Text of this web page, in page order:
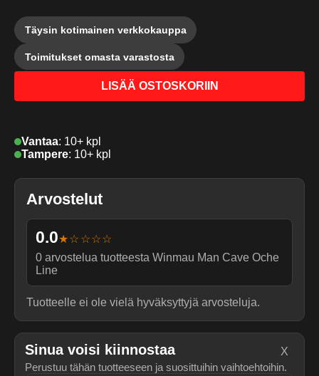
Arvostelut
0.0★☆☆☆☆
0 arvostelua tuotteesta Winmau Man Cave Oche
Line
Tuotteelle ei ole vielä hyväksyttyjä arvosteluja.
Täysin kotimainen verkkokauppa
Toimitukset omasta varastosta
LISÄÄ OSTOSKORIIN
Vantaa: 10+ kpl
Tampere: 10+ kpl
Sinua voisi kiinnostaa
Perustuu tähän tuotteeseen ja suosittuihin vaihtoehtoihin.
X